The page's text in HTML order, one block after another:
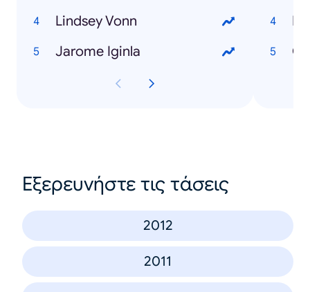
Lindsey Vonn
Jarome Iginla
Εξερευνήστε τις τάσεις
2012
2011